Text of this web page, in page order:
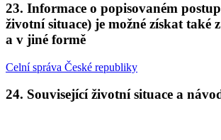
23. Informace o popisovaném
životní situace) je možné získat také
a v jiné formě
Celní správa České republiky
24. Související životní situace a